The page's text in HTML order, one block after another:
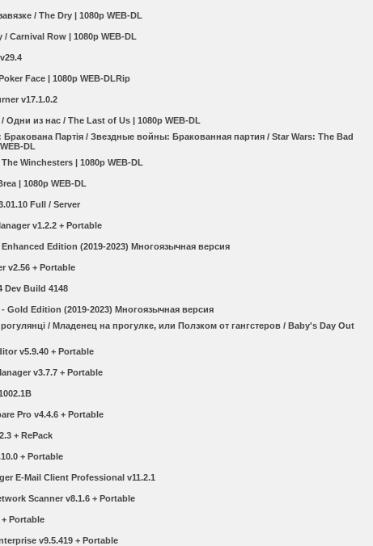
/ The Dry | 1080p WEB-DL
/ Carnival Row | 1080p WEB-DL
Face | 1080p WEB-DLRip
v17.1.0.2
/ Одни из нас / The Last of Us | 1080p WEB-DL
Бракована Партія / Звездные войны: Бракованная партия / Star Wars: The Bad
DL
Winchesters | 1080p WEB-DL
| 1080p WEB-DL
Full / Server
v1.2.2 + Portable
Edition (2019-2023) Многоязычная версия
v2.56 + Portable
Dev Build 4148
Gold Edition (2019-2023) Многоязычная версия
/ Младенец на прогулке, или Ползком от гангстеров / Baby's Day Out
v5.9.40 + Portable
v3.7.7 + Portable
Pro v4.4.6 + Portable
+ RePack
+ Portable
E-Mail Client Professional v11.2.1
Scanner v8.1.6 + Portable
+ Portable
v9.5.419 + Portable